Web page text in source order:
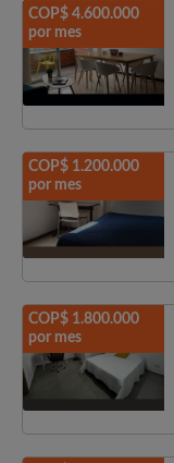
COP$ 4.600.000
por mes
COP$ 1.200.000
por mes
COP$ 1.800.000
por mes